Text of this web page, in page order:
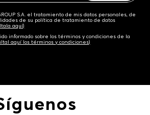
S.A. el tratamiento de mis datos personales, de
de su política de tratamiento de datos
aquí)
informado sobre los términos y condiciones de la
aquí los términos y condiciones)